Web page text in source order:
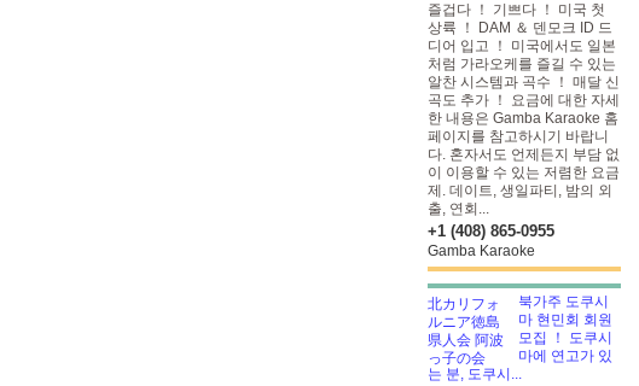
즐겁다 ！ 기쁘다 ！ 미국 첫
상륙 ！ DAM ＆ 덴모크 ID 드
디어 입고 ！ 미국에서도 일본
처럼 가라오케를 즐길 수 있는
알찬 시스템과 곡수 ！ 매달 신
곡도 추가 ！ 요금에 대한 자세
한 내용은 Gamba Karaoke 홈
페이지를 참고하시기 바랍니
다. 혼자서도 언제든지 부담 없
이 이용할 수 있는 저렴한 요금
제. 데이트, 생일파티, 밤의 외
출, 연회...
+1 (408) 865-0955
Gamba Karaoke
북가주 도쿠시
마 현민회 회원
모집 ！ 도쿠시
마에 연고가 있
는 분, 도쿠시...